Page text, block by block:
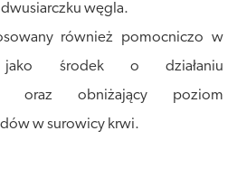
dwusiarczku węgla.
również pomocniczo w
jako środek o działaniu
oraz obniżający poziom
w surowicy krwi.